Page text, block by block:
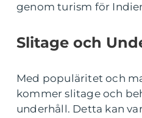
genom turism för
Slitage och
Med populäritet och
kommer slitage och
underhåll. Detta kan